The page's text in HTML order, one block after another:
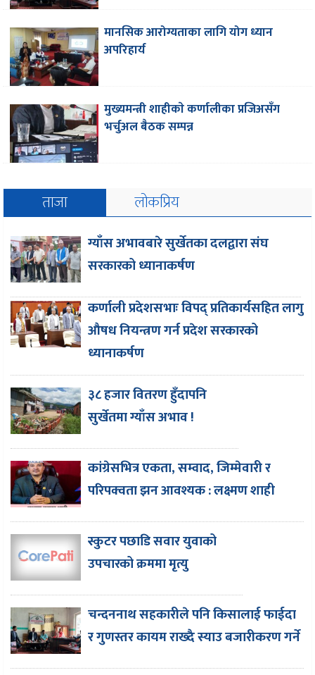
मानसिक आरोग्यताका लागि योग ध्यान
अपरिहार्य
मुख्यमन्त्री शाहीकाे कर्णालीका प्रजिअसँग
भर्चुअल बैठक सम्पन्न
ताजा लोकप्रिय
ग्याँस अभावबारे सुर्खेतका दलद्वारा संघ
सरकारको ध्यानाकर्षण
कर्णाली प्रदेशसभाः विपद् प्रतिकार्यसहित लागु
औषध नियन्त्रण गर्न प्रदेश सरकारको
ध्यानाकर्षण
३८ हजार वितरण हुँदापनि
सुर्खेतमा ग्याँस अभाव !
कांग्रेसभित्र एकता, सम्वाद, जिम्मेवारी र
परिपक्वता झन आवश्यक : लक्ष्मण शाही
स्कुटर पछाडि सवार युवाको
उपचारको क्रममा मृत्यु
चन्दननाथ सहकारीले पनि किसालाई फाईदा
र गुणस्तर कायम राख्दै स्याउ बजारीकरण गर्ने